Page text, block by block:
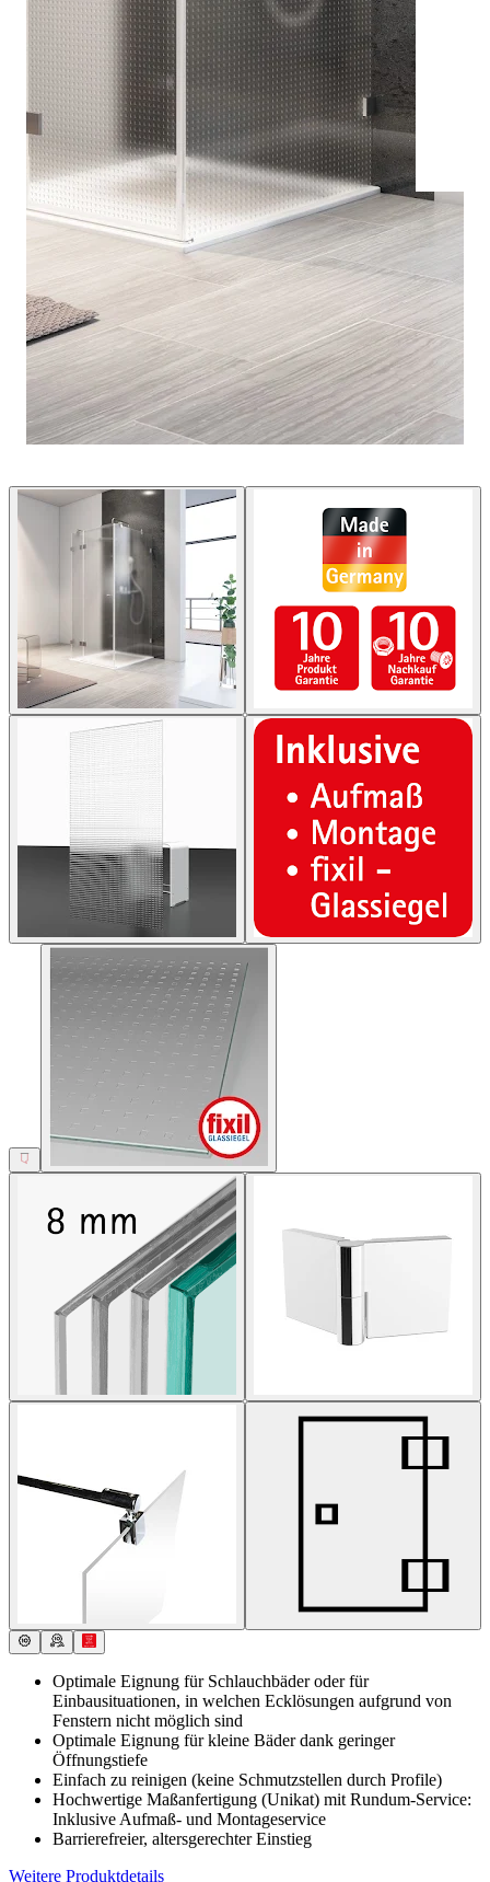
Optimale Eignung für Schlauchbäder oder für
Einbausituationen, in welchen Ecklösungen aufgrund von
Fenstern nicht möglich sind
Optimale Eignung für kleine Bäder dank geringer
Öffnungstiefe
Einfach zu reinigen (keine Schmutzstellen durch Profile)
Hochwertige Maßanfertigung (Unikat) mit Rundum-Service:
Inklusive Aufmaß- und Montageservice
Barrierefreier, altersgerechter Einstieg
Weitere Produktdetails